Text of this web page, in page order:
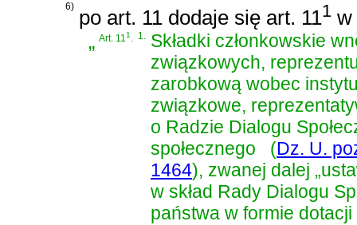
6) po art. 11 dodaje się art. 111 w
„Art. 111. 1. Składki członkowskie
związkowych,
zarobkową wobec
związkowe,
o Radzie Dialogu
społecznego
(Dz. U.
1464), zwanej dalej
w skład Rady Dialogu
państwa w formie